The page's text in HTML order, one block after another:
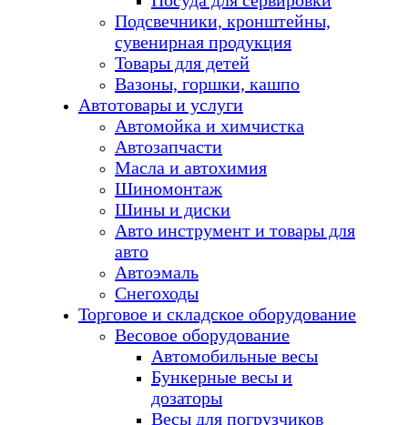
Подсвечники, кронштейны,
сувенирная продукция
Товары для детей
Вазоны, горшки, кашпо
Автотовары и услуги
Автомойка и химчистка
Автозапчасти
Масла и автохимия
Шиномонтаж
Шины и диски
Авто инструмент и товары для
авто
Автоэмаль
Снегоходы
Торговое и складское оборудование
Весовое оборудование
Автомобильные весы
Бункерные весы и
дозаторы
Весы для погрузчиков